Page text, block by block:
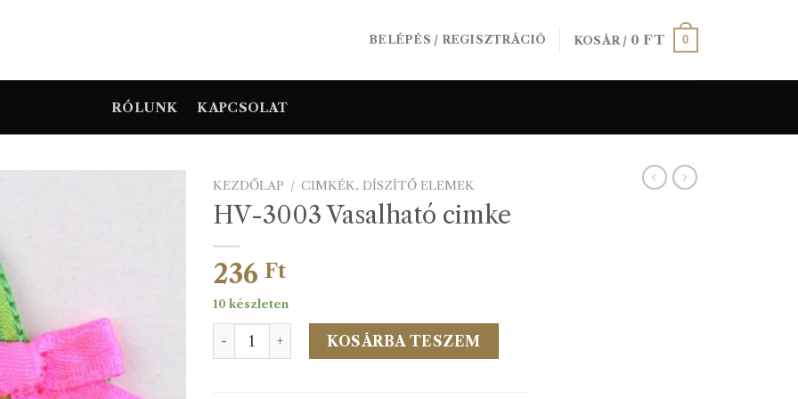
BELÉPÉS / REGISZTRÁCIÓ KOSÁR / 0FT 0
RÓLUNK KAPCSOLAT
KEZDŐLAP / CIMKÉK, DÍSZÍTŐ ELEMEK
HV-3003 Vasalható cimke
236 Ft
10 készleten
HV-3003 Vasalható cimke mennyiség
KOSÁRBA TESZEM